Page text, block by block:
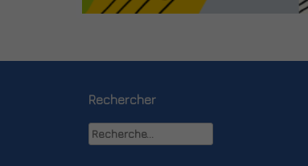
Rechercher
Rechercher :